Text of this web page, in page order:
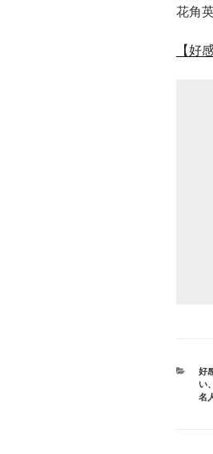
花角
【好
カ
テ
ゴ
好
い、
名